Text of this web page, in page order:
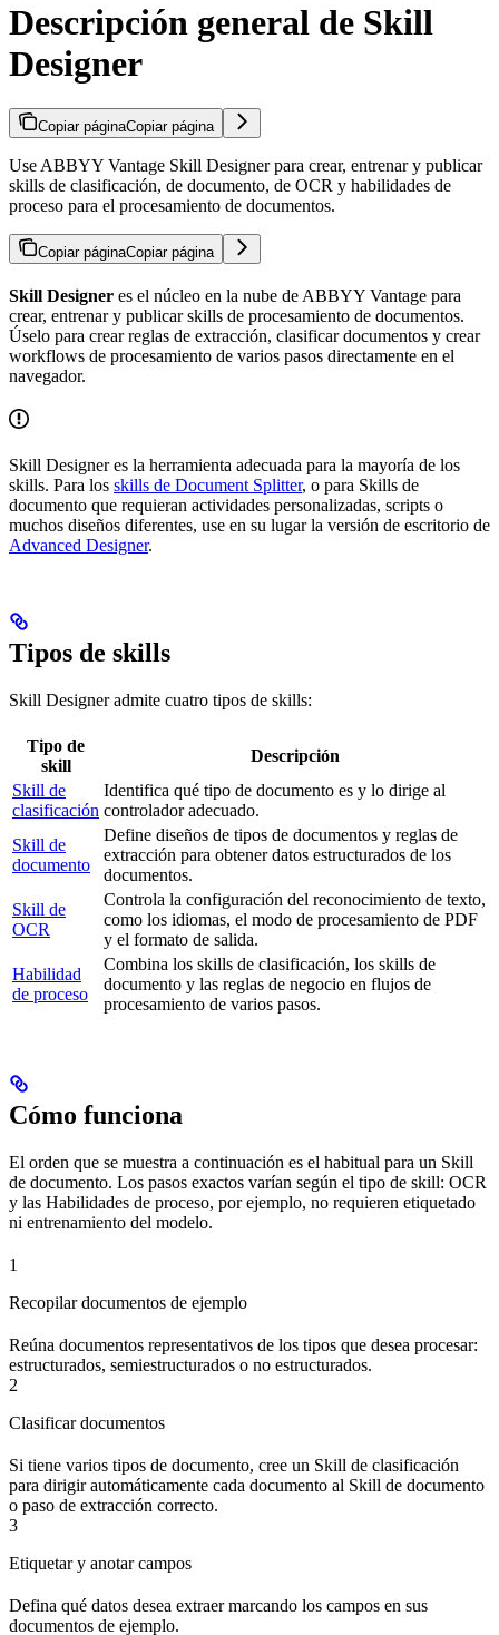
Descripción general de Skill
Designer
Copiar páginaCopiar página
Use ABBYY Vantage Skill Designer para crear, entrenar y publicar
skills de clasificación, de documento, de OCR y habilidades de
proceso para el procesamiento de documentos.
Copiar páginaCopiar página
Skill Designer es el núcleo en la nube de ABBYY Vantage para
crear, entrenar y publicar skills de procesamiento de documentos.
Úselo para crear reglas de extracción, clasificar documentos y crear
workflows de procesamiento de varios pasos directamente en el
navegador.
Skill Designer es la herramienta adecuada para la mayoría de los
skills. Para los skills de Document Splitter, o para Skills de
documento que requieran actividades personalizadas, scripts o
muchos diseños diferentes, use en su lugar la versión de escritorio de
Advanced Designer.
Tipos de skills
Skill Designer admite cuatro tipos de skills:
Tipo de
skill
Descripción
Skill de
clasificación
Identifica qué tipo de documento es y lo dirige al
controlador adecuado.
Skill de
documento
Define diseños de tipos de documentos y reglas de
extracción para obtener datos estructurados de los
documentos.
Skill de
OCR
Controla la configuración del reconocimiento de texto,
como los idiomas, el modo de procesamiento de PDF
y el formato de salida.
Habilidad
de proceso
Combina los skills de clasificación, los skills de
documento y las reglas de negocio en flujos de
procesamiento de varios pasos.
Cómo funciona
El orden que se muestra a continuación es el habitual para un Skill
de documento. Los pasos exactos varían según el tipo de skill: OCR
y las Habilidades de proceso, por ejemplo, no requieren etiquetado
ni entrenamiento del modelo.
1
Recopilar documentos de ejemplo
Reúna documentos representativos de los tipos que desea procesar:
estructurados, semiestructurados o no estructurados.
2
Clasificar documentos
Si tiene varios tipos de documento, cree un Skill de clasificación
para dirigir automáticamente cada documento al Skill de documento
o paso de extracción correcto.
3
Etiquetar y anotar campos
Defina qué datos desea extraer marcando los campos en sus
documentos de ejemplo.